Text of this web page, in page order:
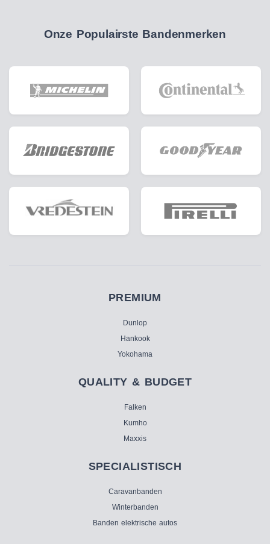
Onze Populairste Bandenmerken
PREMIUM
Dunlop
Hankook
Yokohama
QUALITY & BUDGET
Falken
Kumho
Maxxis
SPECIALISTISCH
Caravanbanden
Winterbanden
Banden elektrische autos